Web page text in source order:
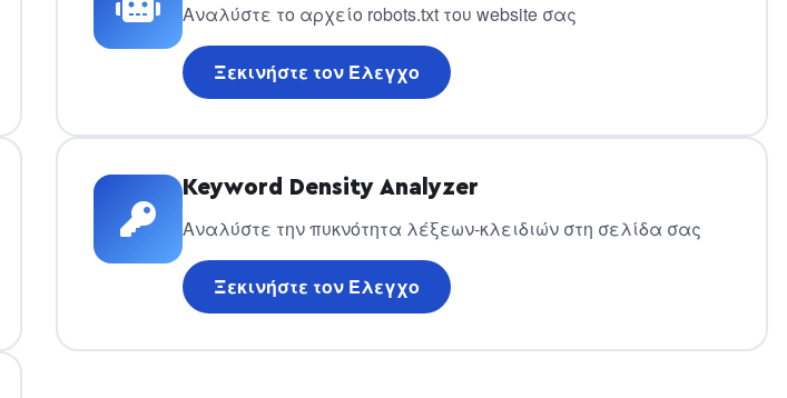
Αναλύστε το αρχείο robots.txt του website σας
Ξεκινήστε τον Έλεγχο
Keyword Density Analyzer
Αναλύστε την πυκνότητα λέξεων-κλειδιών στη σελίδα σας
Ξεκινήστε τον Έλεγχο